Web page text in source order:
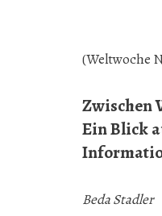
(Weltwoche
Zwischen
Ein Blick
Beda Stadler